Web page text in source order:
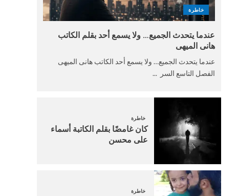
خاطرة
عندما يتحدث الجميع… ولا يسمع أحد بقلم الكاتب
هانى الميهى
عندما يتحدث الجميع… ولا يسمع أحد الكاتب هانى الميهى
الفصل التاسع السر ...
خاطرة
كان غامضًا بقلم الكاتبة أسماء
على محسن
خاطرة